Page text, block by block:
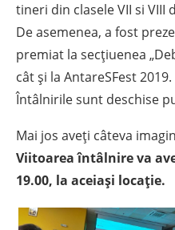
tineri din clasele VII si VIII
De asemenea, a fost
premiat la secțiuenea
cât și la AntareSFest 2019.
Întâlnirile sunt deschise
Mai jos aveți câteva
Viitoarea întâlnire va
19.00, la aceiași locație.